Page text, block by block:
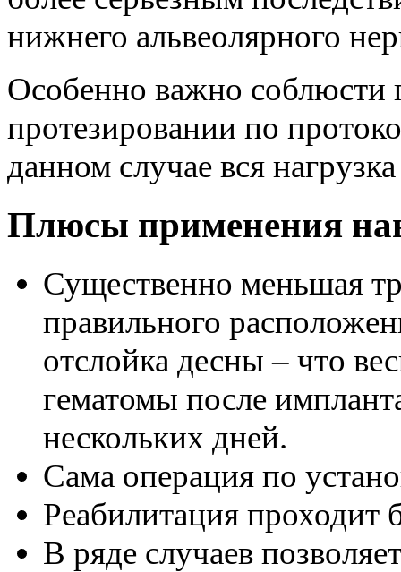
нижнего альвеолярного
Особенно важно соблюсти
протезировании по
данном случае вся
Плюсы применения
Существенно меньшая
правильного
отслойка десны – что
гематомы после
нескольких дней.
Сама операция по
Реабилитация проходит
В ряде случаев